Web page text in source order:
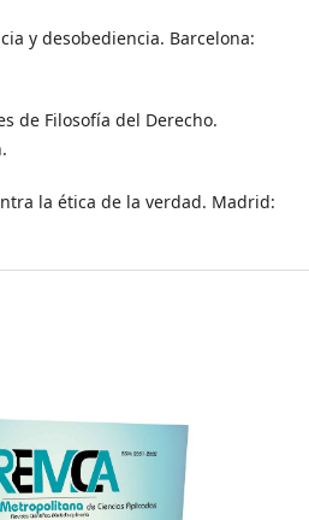
y desobediencia. Barcelona:
de Filosofía del Derecho.
la ética de la verdad. Madrid: